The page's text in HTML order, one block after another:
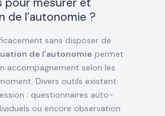
de l’autonomie ?
sans disposer de
de l’autonomie permet
accompagnement selon les
Divers outils existent
: questionnaires auto-
ou encore observation